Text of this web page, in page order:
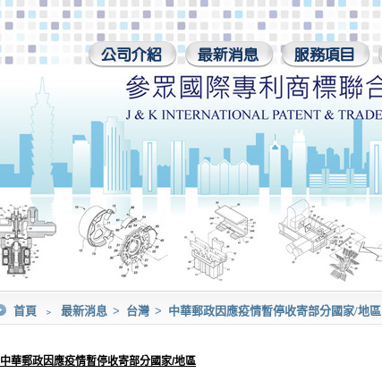
首頁 ﹥ 最新消息 > 台灣 > 中華郵政因應疫情暫停收寄部分國家/地區
中華郵政因應疫情暫停收寄部分國家/地區